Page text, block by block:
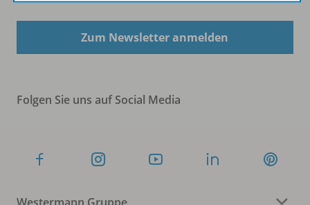
Zum Newsletter anmelden
Folgen Sie uns auf Social Media
Westermann Gruppe